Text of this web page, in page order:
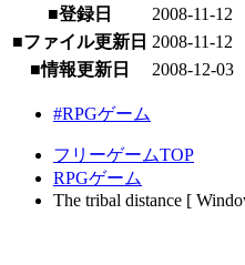
■登録日
2008-11-12
■ファイル更新日 2008-11-12
■情報更新日
2008-12-03
#RPGゲーム
フリーゲームTOP
RPGゲーム
The tribal distance [